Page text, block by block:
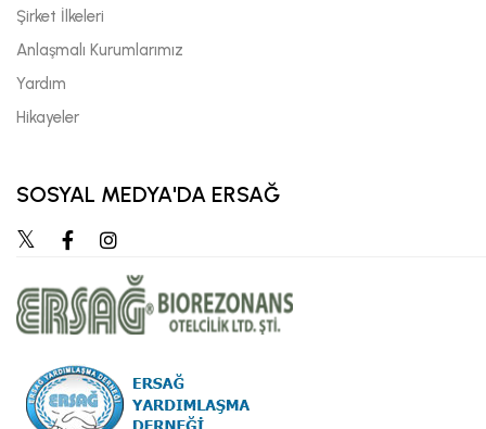
Şirket İlkeleri
Anlaşmalı Kurumlarımız
Yardım
Hikayeler
SOSYAL MEDYA'DA ERSAĞ